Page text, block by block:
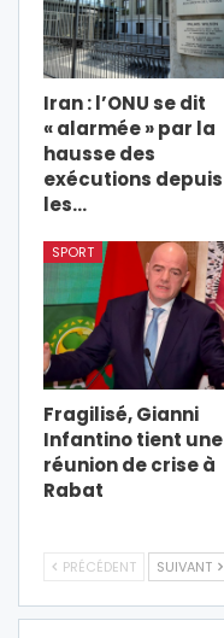
Iran : l’ONU se dit
« alarmée » par la
hausse des
exécutions depuis
les…
SPORT
Fragilisé, Gianni
Infantino tient une
réunion de crise à
Rabat
PRÉCÉDENT SUIVANT